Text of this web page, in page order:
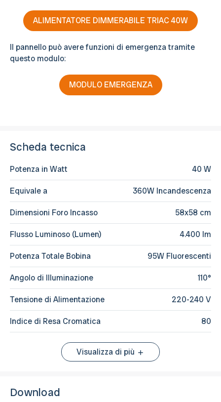
Scheda tecnica
Potenza in Watt 40 W
Equivale a 360W Incandescenza
Dimensioni Foro Incasso 58x58 cm
Flusso Luminoso (Lumen) 4.400 lm
Potenza Totale Bobina 95W Fluorescenti
Angolo di Illuminazione 110°
Tensione di Alimentazione 220-240 V
Indice di Resa Cromatica 80
Visualizza di più
Download
ALIMENTATORE DIMMERABILE TRIAC 40W
Il pannello può avere funzioni di emergenza tramite
questo modulo:
MODULO EMERGENZA